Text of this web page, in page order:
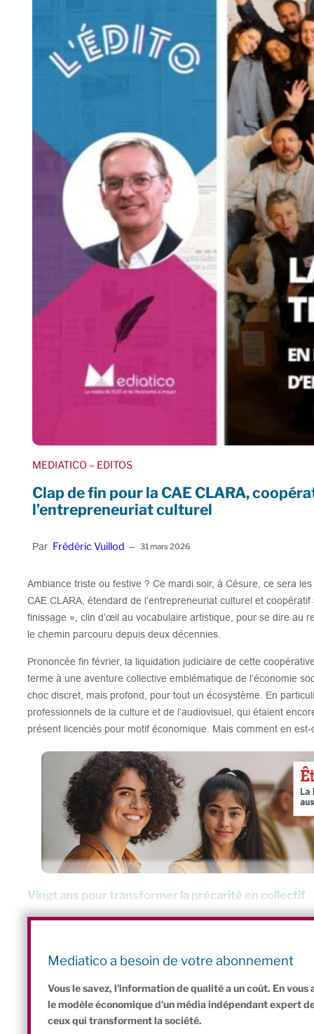
MEDIATICO – EDITOS
Clap de fin pour la CAE CLARA,
l’entrepreneuriat culturel
Par Frédéric Vuillod – 31 mars 2026
Ambiance triste ou festive ? Ce mardi soir, à Césure, ce sera
CAE CLARA, étendard de l’entrepreneuriat culturel et
finissage », clin d’œil au vocabulaire artistique, pour se dire au
le chemin parcouru depuis deux décennies.
Prononcée fin février, la liquidation judiciaire de cette
terme à une aventure collective emblématique de l’économie
choc discret, mais profond, pour tout un écosystème. En
professionnels de la culture et de l’audiovisuel, qui étaient
présent licenciés pour motif économique. Mais comment en
Vingt ans pour transformer la précarité en collectif
Créée au début des années 2000 par Myriam Faivre, la CAE
d’entreprendre en toute indépendance tout en bénéficiant du
Mediatico a besoin de votre abonnement
Vous le savez, l'information de qualité a un coût. En
le modèle économique d'un média indépendant expert
ceux qui transforment la société.